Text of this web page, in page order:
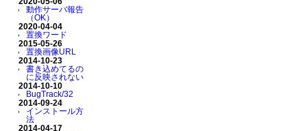
動作サーバ報告
（OK）
2020-04-04
置換ワード
2015-05-26
置換画像URL
2014-10-23
書き込めてるの
に反映されない
2014-10-10
BugTrack/32
2014-09-24
インストール方
法
2014-04-17